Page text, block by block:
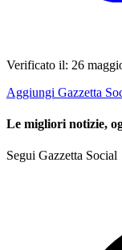
Verificato il: 26
Aggiungi Gazzetta
Le migliori notizie,
Segui Gazzetta Social